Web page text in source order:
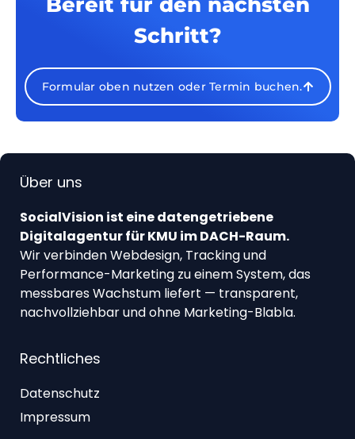
Schritt?
Formular oben nutzen oder Termin buchen.
Über uns
SocialVision ist eine datengetriebene
Digitalagentur für KMU im DACH-Raum.
Wir verbinden Webdesign, Tracking und
Performance-Marketing zu einem System, das
messbares Wachstum liefert — transparent,
nachvollziehbar und ohne Marketing-Blabla.
Rechtliches
Datenschutz
Impressum